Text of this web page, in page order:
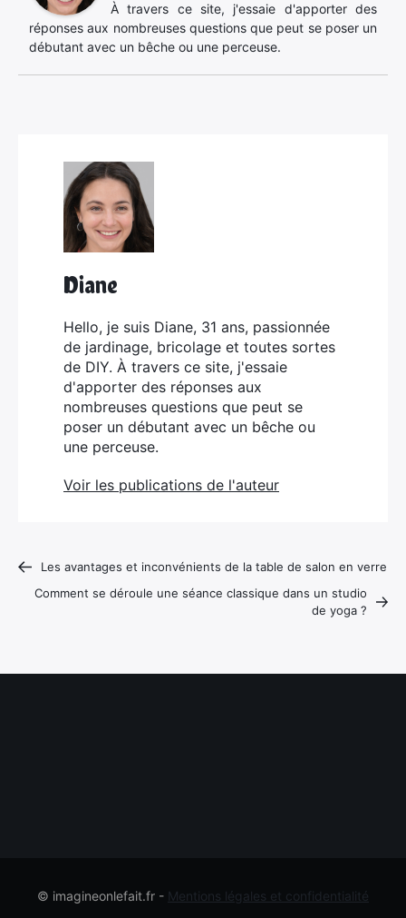
À travers ce site, j'essaie d'apporter des
réponses aux nombreuses questions que peut se poser un
débutant avec un bêche ou une perceuse.
Diane
Hello, je suis Diane, 31 ans, passionnée
de jardinage, bricolage et toutes sortes
de DIY. À travers ce site, j'essaie
d'apporter des réponses aux
nombreuses questions que peut se
poser un débutant avec un bêche ou
une perceuse.
Voir les publications de l'auteur
Les avantages et inconvénients de la table de salon en verre
Comment se déroule une séance classique dans un studio
de yoga ?
© imagineonlefait.fr - Mentions légales et confidentialité